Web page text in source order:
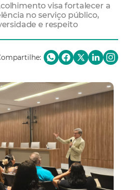
visa fortalecer a
no serviço público,
e respeito